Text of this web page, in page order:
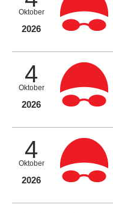
Oktober
2026
4
Oktober
2026
4
Oktober
2026